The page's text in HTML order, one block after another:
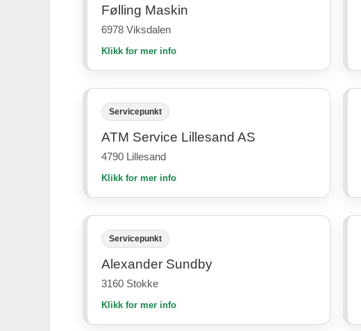
Følling Maskin
6978 Viksdalen
Klikk for mer info
Servicepunkt
ATM Service Lillesand AS
4790 Lillesand
Klikk for mer info
Servicepunkt
Alexander Sundby
3160 Stokke
Klikk for mer info